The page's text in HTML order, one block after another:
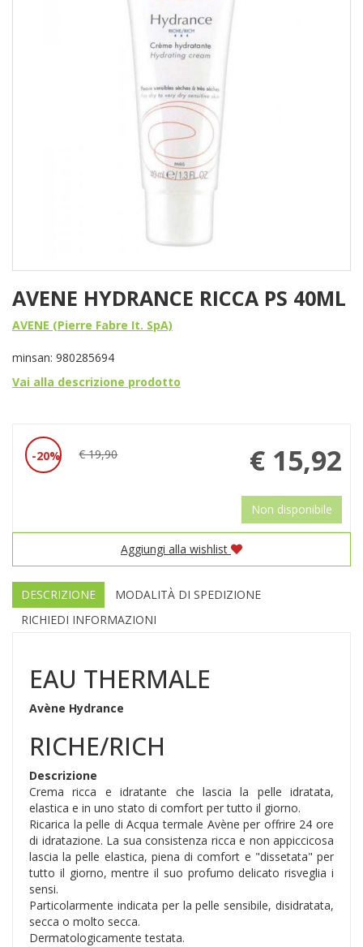
AVENE HYDRANCE RICCA PS 40ML
AVENE (Pierre Fabre It. SpA)
minsan: 980285694
Vai alla descrizione prodotto
20% € 19,90
Prezzo
scontato
€ 15,92
Non disponibile
Aggiungi alla wishlist
DESCRIZIONE
MODALITÀ DI SPEDIZIONE
RICHIEDI INFORMAZIONI
EAU THERMALE
Avène Hydrance
RICHE/RICH
Descrizione
Crema ricca e idratante che lascia la pelle idratata,
elastica e in uno stato di comfort per tutto il giorno.
Ricarica la pelle di Acqua termale Avène per offrire 24 ore
di idratazione. La sua consistenza ricca e non appiccicosa
lascia la pelle elastica, piena di comfort e "dissetata" per
tutto il giorno, mentre il suo profumo delicato risveglia i
sensi.
Particolarmente indicata per la pelle sensibile, disidratata,
secca o molto secca.
Dermatologicamente testata.